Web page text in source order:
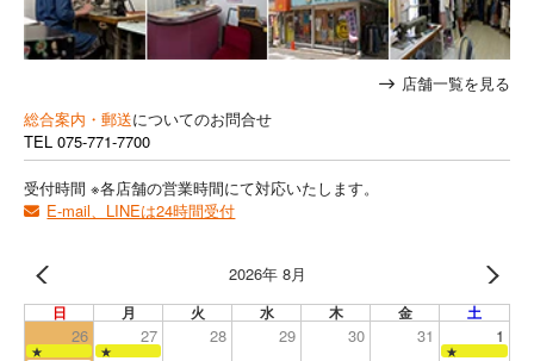
店舗一覧を見る
総合案内・郵送についてのお問合せ
TEL 075-771-7700
受付時間 ※各店舗の営業時間にて対応いたします。
E-mail、LINEは24時間受付
2026年 8月
日 月 火 水 木 金 土
26 27 28 29 30 31 1
★ ★
★